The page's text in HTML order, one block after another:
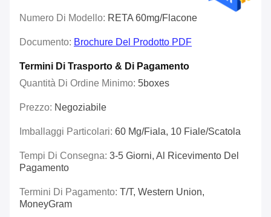
Numero Di Modello: RETA 60mg/flacone
Documento: Brochure Del Prodotto PDF
Termini Di Trasporto & Di Pagamento
Quantità Di Ordine Minimo: 5boxes
Prezzo: Negoziabile
Imballaggi Particolari: 60 Mg/fiala, 10 Fiale/scatola
Tempi Di Consegna: 3-5 Giorni, Al Ricevimento Del
Pagamento
Termini Di Pagamento: T/T, Western Union,
MoneyGram